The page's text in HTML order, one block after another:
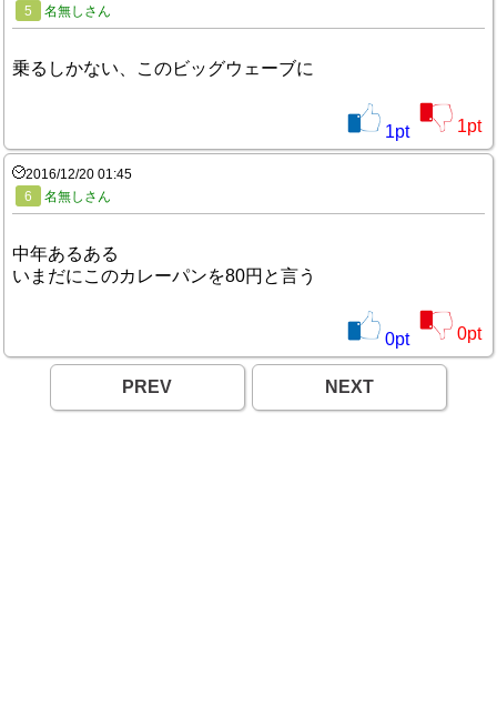
5
名無しさん
乗るしかない、このビッグウェーブに
1pt 1pt
2016/12/20 01:45
6
名無しさん
中年あるある
いまだにこのカレーパンを80円と言う
0pt 0pt
PREV NEXT